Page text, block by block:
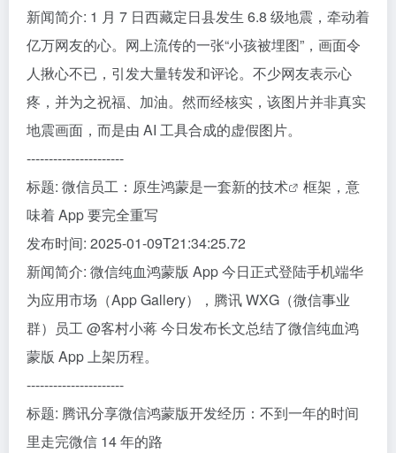
新闻简介: 1 月 7 日西藏定日县发生 6.8 级地震，牵动着
亿万网友的心。网上流传的一张“小孩被埋图”，画面令
人揪心不已，引发大量转发和评论。不少网友表示心
疼，并为之祝福、加油。然而经核实，该图片并非真实
地震画面，而是由 AI 工具合成的虚假图片。
----------------------
标题: 微信员工：原生鸿蒙是一套新的技术
框架，意
味着 App 要完全重写
发布时间: 2025-01-09T21:34:25.72
新闻简介: 微信纯血鸿蒙版 App 今日正式登陆手机端华
为应用市场（App Gallery），腾讯 WXG（微信事业
群）员工 @客村小蒋 今日发布长文总结了微信纯血鸿
蒙版 App 上架历程。
----------------------
标题: 腾讯分享微信鸿蒙版开发经历：不到一年的时间
里走完微信 14 年的路